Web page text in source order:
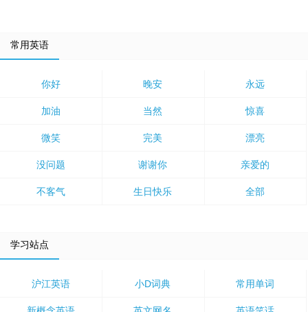
常用英语
你好 晚安 永远
加油 当然 惊喜
微笑 完美 漂亮
没问题 谢谢你 亲爱的
不客气 生日快乐 全部
学习站点
沪江英语 小D词典 常用单词